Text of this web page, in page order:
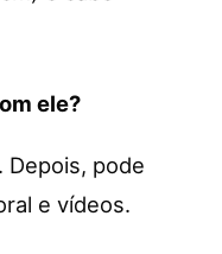
ele?
Depois, pode
e vídeos.